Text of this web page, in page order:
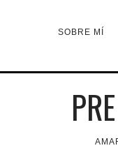
SOBRE MÍ